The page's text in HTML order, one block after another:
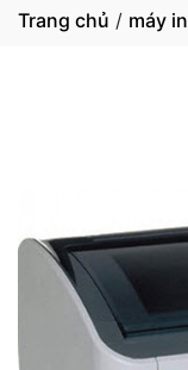
Trang chủ / máy in